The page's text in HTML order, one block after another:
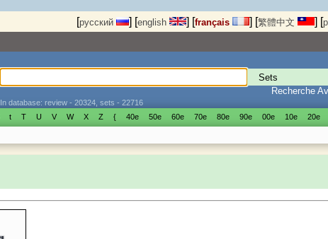
[русский ] [english ] [français ] [繁體中文 ] [
Recherche
In database: review - 20324, sets - 22716
t T U V W X Z { 40е 50е 60е 70е 80е 90е 00е 10е 20е